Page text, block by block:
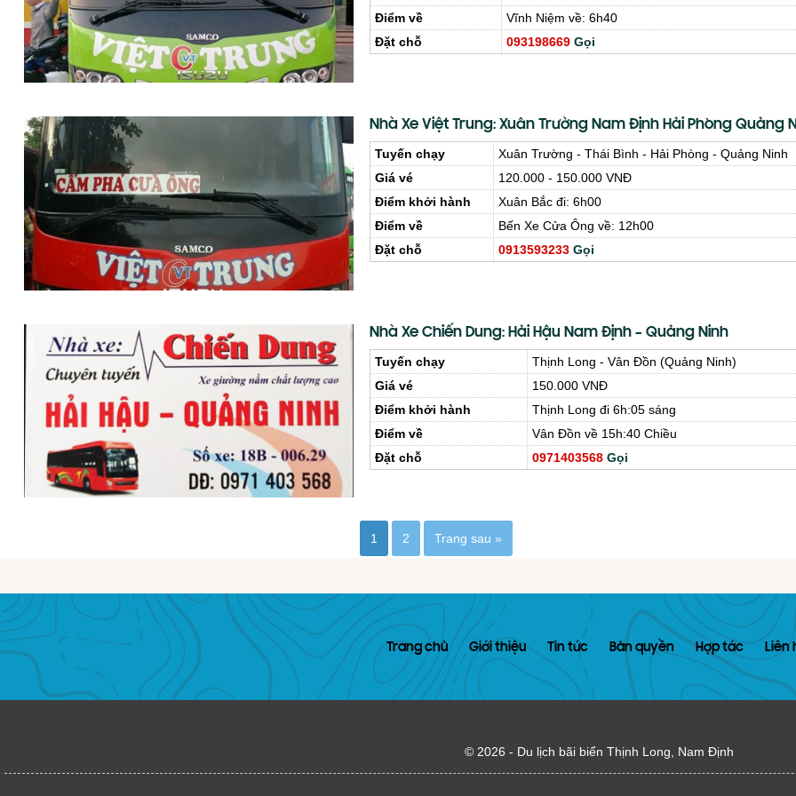
Điểm về
Vĩnh Niệm về: 6h40
Đặt chỗ
093198669Gọi
Nhà Xe Việt Trung: Xuân Trường Nam Định Hải Phòng Quảng
Tuyến chạy
Xuân Trường - Thái Bình - Hải Phòng - Quảng Ninh
Giá vé
120.000 - 150.000 VNĐ
Điểm khởi hành
Xuân Bắc đi: 6h00
Điểm về
Bến Xe Cửa Ông về: 12h00
Đặt chỗ
0913593233Gọi
Nhà Xe Chiến Dung: Hải Hậu Nam Định – Quảng Ninh
Tuyến chạy
Thịnh Long - Vân Đồn (Quảng Ninh)
Giá vé
150.000 VNĐ
Điểm khởi hành
Thịnh Long đi 6h:05 sáng
Điểm về
Vân Đồn về 15h:40 Chiều
Đặt chỗ
0971403568Gọi
1 2 Trang sau »
Trang chủ Giới thiệu Tin tức Bản quyền Hợp tác Liên
© 2026 - Du lịch bãi biển Thịnh Long, Nam Định